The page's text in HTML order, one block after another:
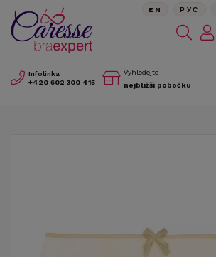
Infolinka
+420 602 300 415
Vyhledejte
nejbližší pobočku
EN РУС